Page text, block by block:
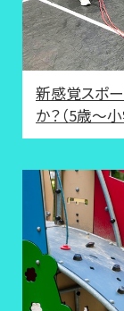
新感覚スポー
か？（5歳～